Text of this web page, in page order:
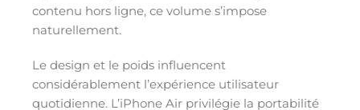
contenu hors ligne, ce volume s’impose
naturellement.
Le design et le poids influencent
considérablement l’expérience utilisateur
quotidienne. L’iPhone Air privilégie la portabilité